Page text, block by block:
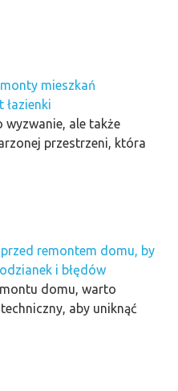
mieszkań
łazienki
wyzwanie, ale także
przestrzeni, która
remontem domu, by
i błędów
domu, warto
aby uniknąć